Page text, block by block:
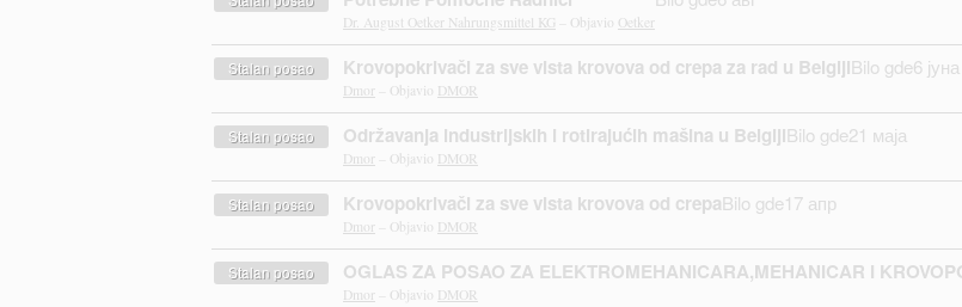
Dr. August Oetker Nahrungsmittel KG – Objavio Oetker
Stalan posao Krovopokrivači za sve vista krovova od crepa za rad u Belgiji
Dmor – Objavio DMOR
Bilo gde6 јуна
Stalan posao Održavanja industrijskih i rotirajućih mašina u Belgiji
Dmor – Objavio DMOR
Bilo gde21 маја
Stalan posao Krovopokrivači za sve vista krovova od crepa
Dmor – Objavio DMOR
Bilo gde17 апр
Stalan posao OGLAS ZA POSAO ZA ELEKTROMEHANICARA,MEHANICAR I
Dmor – Objavio DMOR